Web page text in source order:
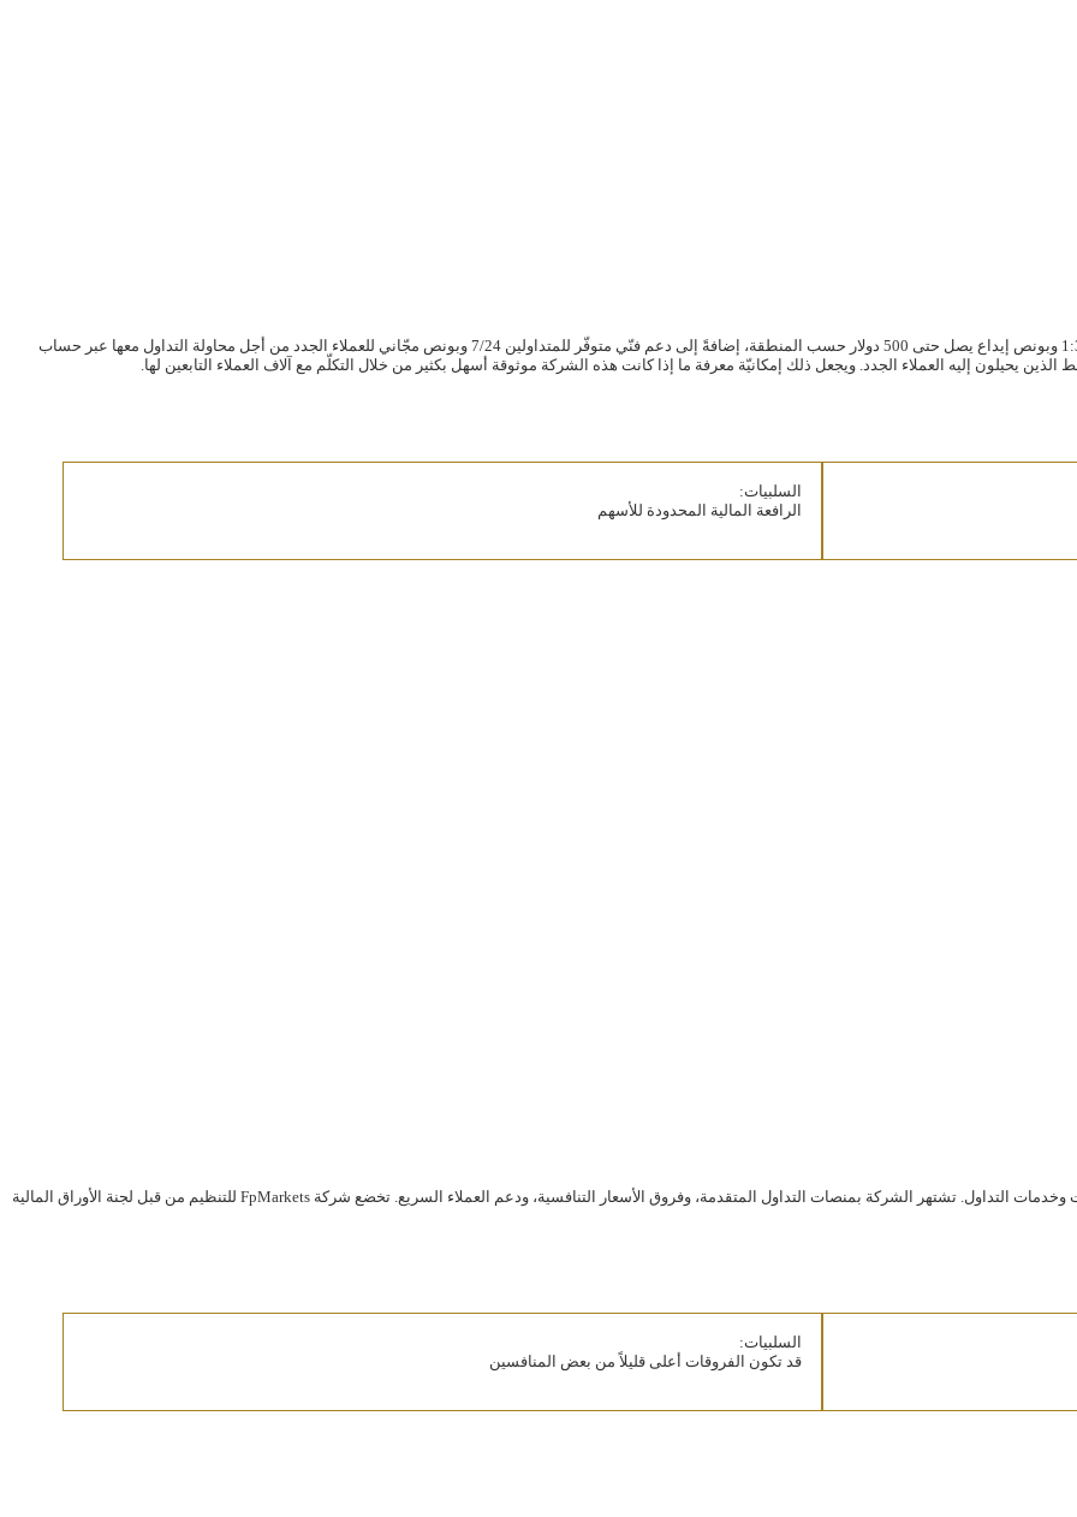
تقدم شركة اكس ام أكثر من 1300 أصل مالي قابل للتداول مع رافعة ماليّة تصل إلى 1:30 وبونص إيداع يصل حتى 500 دولار حسب المنطقة، إضافةً إلى دعم فنّي متوفّر للمتداولين 7/24 وبونص مجّاني للعملاء الجدد من أجل محاولة التداول معها عبر حساب
السلبيات:
الرافعة المالية المحدودة للأسهم
FpMarkets هي وسيط فوركس وعقود فروقات عالمي يقدم مجموعة شاملة من منتجات وخدمات التداول. تشتهر الشركة بمنصات التداول المتقدمة، وفروق الأسعار التنافسية، ودعم العملاء السريع. تخضع شركة FpMarkets للتنظيم من قبل لجنة الأوراق المالية
السلبيات:
قد تكون الفروقات أعلى قليلاً من بعض المنافسين